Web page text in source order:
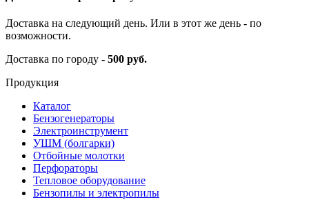
Доставка на следующий день. Или в этот же день - по
возможности.
Доставка по городу - 500 руб.
Продукция
Каталог
Бензогенераторы
Электроинструмент
УШМ (болгарки)
Отбойные молотки
Перфораторы
Тепловое оборудование
Бензопилы и электропилы